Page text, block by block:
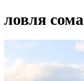
ловля